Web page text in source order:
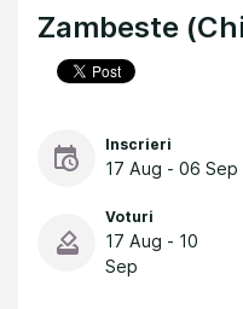
Zambeste
Inscrieri
17 Aug - 06 Sep
Voturi
17 Aug - 10
Sep